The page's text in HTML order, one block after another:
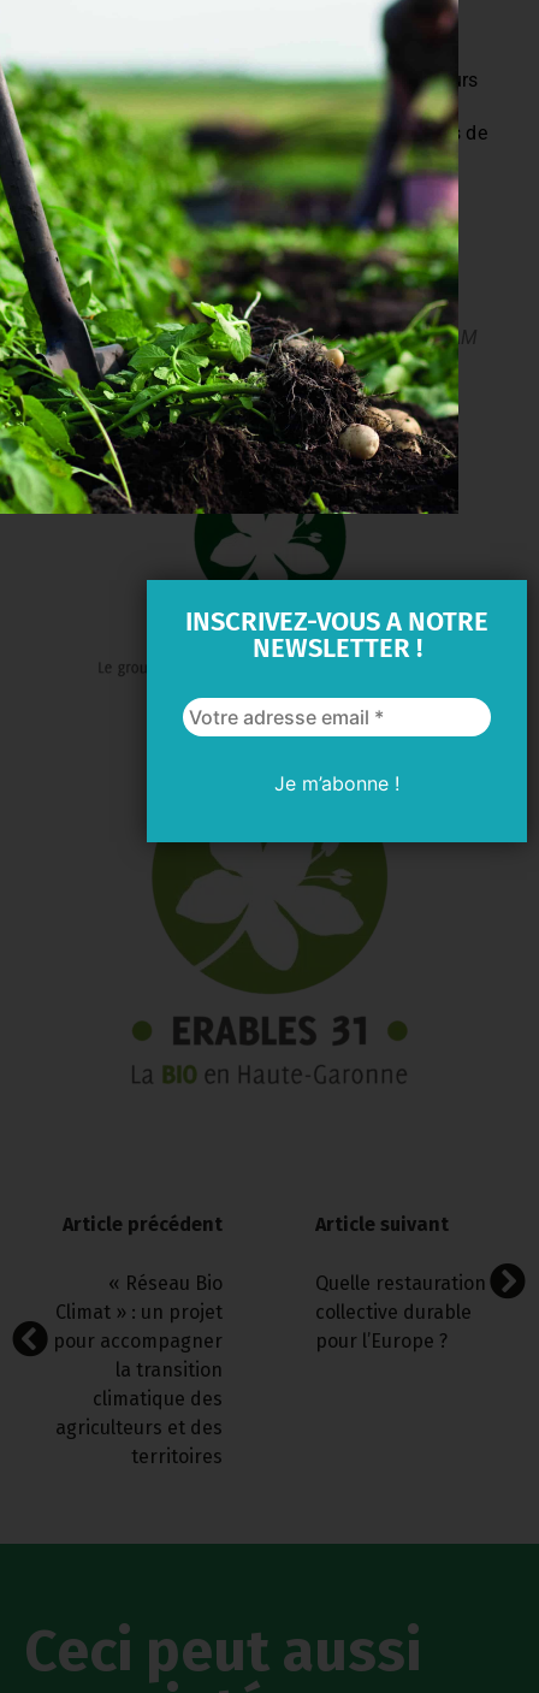
Continuer ce que nous avons commencé :
trouver de nouveaux produits de qualité qui
conviennent à tous et de nouveaux fournisseurs
pour varier les plaisirs. Nous souhaiterions
également continuer la formation des équipes de
cuisine et peut être proposer à nouveau des
animations.
Propos recueillis par Constance Malard – CIVAM
Bio 09 / ERABLES 31
Article précédent
« Réseau Bio
Climat » : un projet
pour accompagner
la transition
climatique des
agriculteurs et des
territoires
Article suivant
Quelle restauration
collective durable
pour l’Europe ?
Ceci peut aussi
INSCRIVEZ-VOUS A NOTRE
NEWSLETTER !